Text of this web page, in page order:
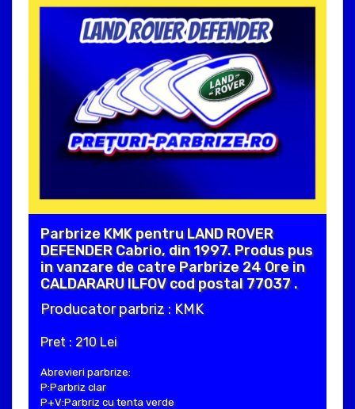
Parbrize KMK pentru LAND ROVER
DEFENDER Cabrio, din 1997. Produs pus
in vanzare de catre Parbrize 24 Ore in
CALDARARU ILFOV cod postal 77037 .
Producator parbriz : KMK
Pret : 210 Lei
Abrevieri parbrize:
P:Parbriz clar
P+V:Parbriz cu tenta verde